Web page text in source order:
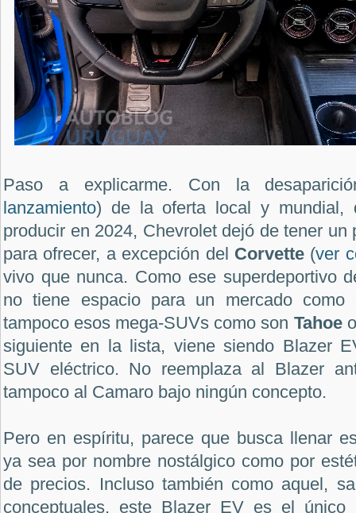
Paso a explicarme. Con la
lanzamiento) de la oferta local y mundial,
producir en 2024, Chevrolet dejó de tener un
para ofrecer, a excepción del Corvette (ver
vivo que nunca. Como ese superdeportivo
no tiene espacio para un mercado
tampoco esos mega-SUVs como son Tahoe
siguiente en la lista, viene siendo Blazer
SUV eléctrico. No reemplaza al Blazer
tampoco al Camaro bajo ningún concepto.
Pero en espíritu, parece que busca llenar
ya sea por nombre nostálgico como por
de precios. Incluso también como aquel,
conceptuales, este Blazer EV es el único